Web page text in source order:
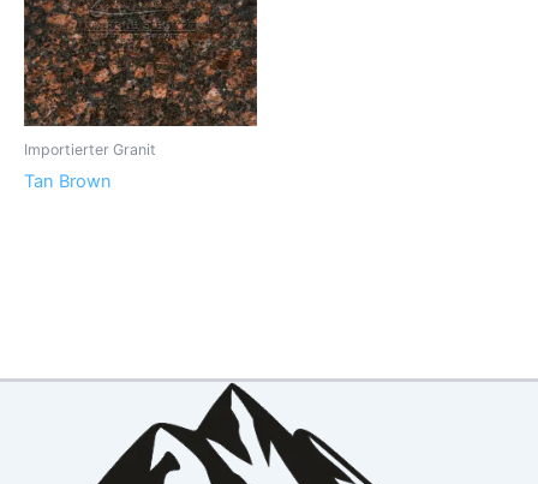
Importierter Granit
Tan Brown